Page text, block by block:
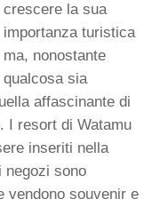
crescere la sua
importanza turistica
ma, nonostante
qualcosa sia
affascinante di
I resort di Watamu
inseriti nella
negozi sono
vendono souvenir e